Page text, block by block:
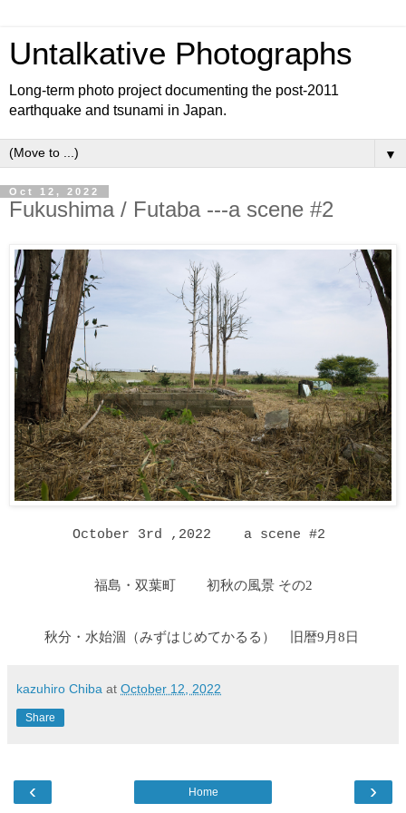
Untalkative Photographs
Long-term photo project documenting the post-2011
earthquake and tsunami in Japan.
▼
Oct 12, 2022
Fukushima / Futaba ---a scene #2
October 3rd ,2022 a scene #2
福島・双葉町 初秋の風景 その2
秋分・水始涸 （みずはじめてかるる ） 旧暦9月8日
kazuhiro Chiba at October 12, 2022
Share
‹ ›
Home